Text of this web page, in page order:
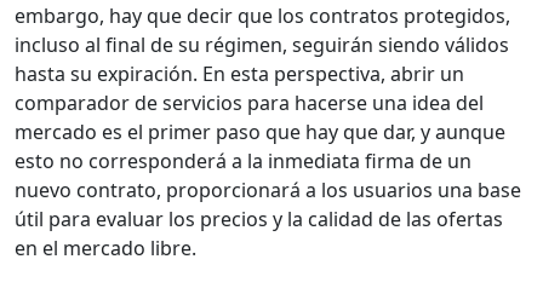
embargo, hay que decir que los contratos protegidos,
incluso al final de su régimen, seguirán siendo válidos
hasta su expiración. En esta perspectiva, abrir un
comparador de servicios para hacerse una idea del
mercado es el primer paso que hay que dar, y aunque
esto no corresponderá a la inmediata firma de un
nuevo contrato, proporcionará a los usuarios una base
útil para evaluar los precios y la calidad de las ofertas
en el mercado libre.